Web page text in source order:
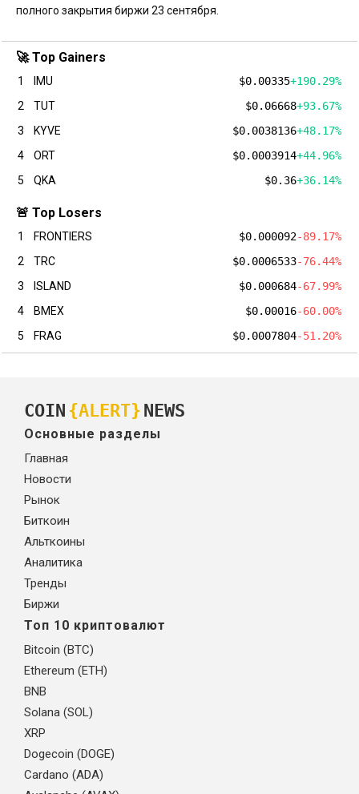
полного закрытия биржи 23 сентября.
🚀 Top Gainers
1 IMU $0.00335+190.29%
2
TUT $0.06668+93.67%
3
KYVE $0.0038136+48.17%
4
ORT $0.0003914+44.96%
5
QKA $0.36+36.14%
🚨 Top Losers
1 FRONTIERS $0.000092-89.17%
2
TRC $0.0006533-76.44%
3
ISLAND $0.000684-67.99%
4
BMEX $0.00016-60.00%
5
FRAG $0.0007804-51.20%
COIN {ALERT} NEWS
Основные разделы
Главная
Новости
Рынок
Биткоин
Альткоины
Аналитика
Тренды
Биржи
Топ 10 криптовалют
Bitcoin (BTC)
Ethereum (ETH)
BNB
Solana (SOL)
XRP
Dogecoin (DOGE)
Cardano (ADA)